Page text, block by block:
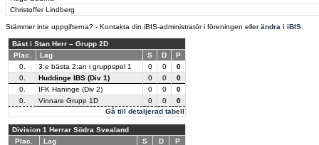
Christoffer Lindberg
Stämmer inte uppgifterna? - Kontakta din iBIS-administratör i föreningen ellerändra i iBIS
Bäst i Stan Herr – Grupp 2D
Plac.
Lag S D P
Gå till detaljerad tabell
0. 3:e bästa 2:an i gruppspel 1 0 0
0
0.
Huddinge IBS (Div 1) 0 0
0
0.
IFK Haninge (Div 2) 0 0
0
0.
Vinnare Grupp 1D 0 0 0
Division 1 Herrar Södra Svealand
Plac.
Lag S D P